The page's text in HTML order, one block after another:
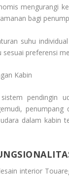
mengurangi
bagi
suhu
preferensi
Kabin
pendingin
dalam kabin
interior